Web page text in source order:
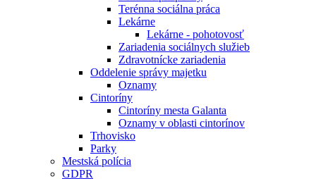
Terénna sociálna práca
Lekárne
Lekárne - pohotovosť
Zariadenia sociálnych služieb
Zdravotnícke zariadenia
Oddelenie správy majetku
Oznamy
Cintoríny
Cintoríny mesta Galanta
Oznamy v oblasti cintorínov
Trhovisko
Parky
Mestská polícia
GDPR